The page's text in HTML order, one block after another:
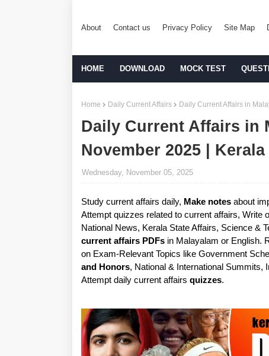
About Contact us Privacy Policy Site Map
HOME DOWNLOAD MOCK TEST
Home Daily Current Affairs Daily Current Affairs in
Daily Current Affairs in
November 2025 | Kerala
Wednesday, November 05, 2025
Study current affairs daily, Make notes about
Attempt quizzes related to current affairs, Write
National News, Kerala State Affairs, Science &
current affairs PDFs in Malayalam or English.
on Exam-Relevant Topics like Government
and Honors, National & International Summits,
Attempt daily current affairs quizzes.